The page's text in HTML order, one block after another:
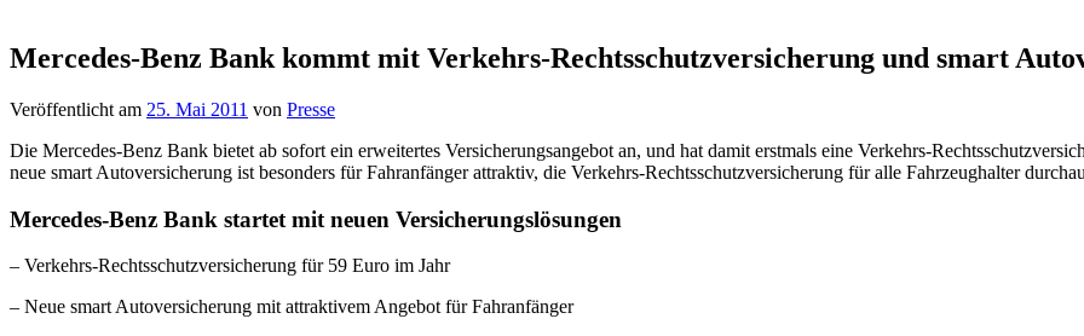
Mercedes-Benz Bank kommt mit Verkehrs-Rechtsschutzversicherung und smart
Veröffentlicht am 25. Mai 2011 von Presse
Die Mercedes-Benz Bank bietet ab sofort ein erweitertes Versicherungsangebot an, und hat damit erstmals eine Verkehrs-
neue smart Autoversicherung ist besonders für Fahranfänger attraktiv, die Verkehrs-Rechtsschutzversicherung für alle Fahrzeughalter
Mercedes-Benz Bank startet mit neuen Versicherungslösungen
– Verkehrs-Rechtsschutzversicherung für 59 Euro im Jahr
– Neue smart Autoversicherung mit attraktivem Angebot für Fahranfänger